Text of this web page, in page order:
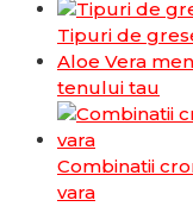
Tipuri de
Aloe Vera
tenului tau
Combinatii
vara